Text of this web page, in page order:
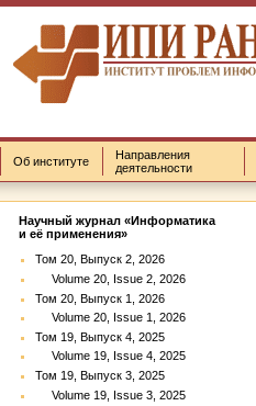
Об институте
Направления
деятельности
Научный журнал «Информатика
и её применения»
Том 20, Выпуск 2, 2026
Volume 20, Issue 2, 2026
Том 20, Выпуск 1, 2026
Volume 20, Issue 1, 2026
Том 19, Выпуск 4, 2025
Volume 19, Issue 4, 2025
Том 19, Выпуск 3, 2025
Volume 19, Issue 3, 2025